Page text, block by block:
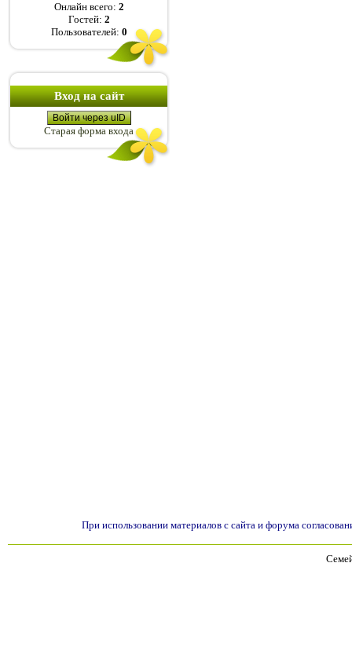
Онлайн всего: 2
Гостей: 2
Пользователей: 0
Вход на сайт
Войти через uID
Старая форма входа
При использовании материалов с сайта и форума